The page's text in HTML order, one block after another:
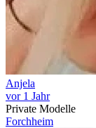
Anjela
vor 1 Jahr
Private Modelle
Forchheim